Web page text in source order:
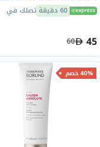
السوس، مقاوم لعلامات
التقدم في السن، 50 مل
60 دقيقة تصلك في
45
60
40% خصم